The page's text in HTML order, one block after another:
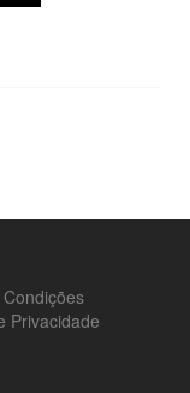
Privacidade